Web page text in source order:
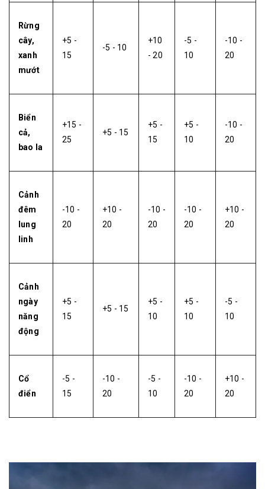
Rừng
cây,
xanh
mướt
+5 -
15
-5 - 10
+10
- 20
-5 -
10
-10 -
20
Biển
cả,
bao la
+15 -
25
+5 - 15
+5 -
15
+5 -
10
-10 -
20
Cảnh
đêm
lung
linh
-10 -
20
+10 -
20
-10 -
20
-10 -
20
+10 -
20
Cảnh
ngày
năng
động
+5 -
15
+5 - 15
+5 -
10
+5 -
10
-5 -
10
Cổ
điển
-5 -
15
-10 -
20
-5 -
10
-10 -
20
+10 -
20